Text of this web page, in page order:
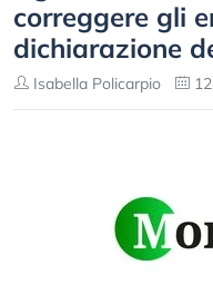
correggere gli
dichiarazione
Isabella Policarpio